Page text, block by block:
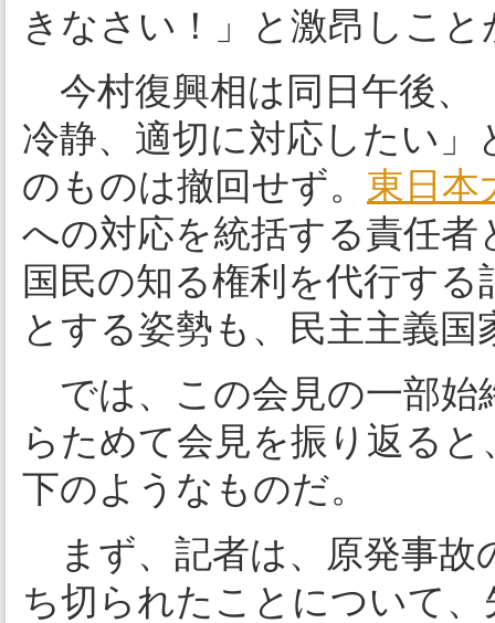
きなさい！」と激昂しこ
今村復興相は同日午後、
冷静、適切に対応したい」
のものは撤回せず。 東日本
への対応を統括する責任
国民の知る権利を代行す
とする姿勢も、民主主義
では、この会見の一部始
らためて会見を振り返る
下のようなものだ。
まず、記者は、原発事故
ち切られたことについて